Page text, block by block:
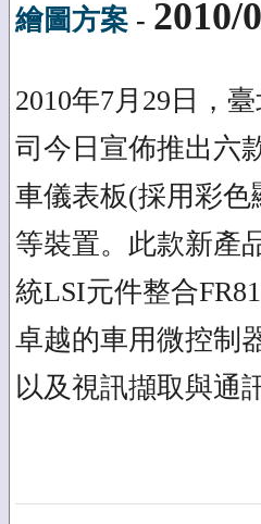
繪圖方案 - 2010/
2010年7月29日，
司今日宣佈推出六
車儀表板(採用彩
等裝置。此款新產
統LSI元件整合
卓越的車用微控制
以及視訊擷取與通